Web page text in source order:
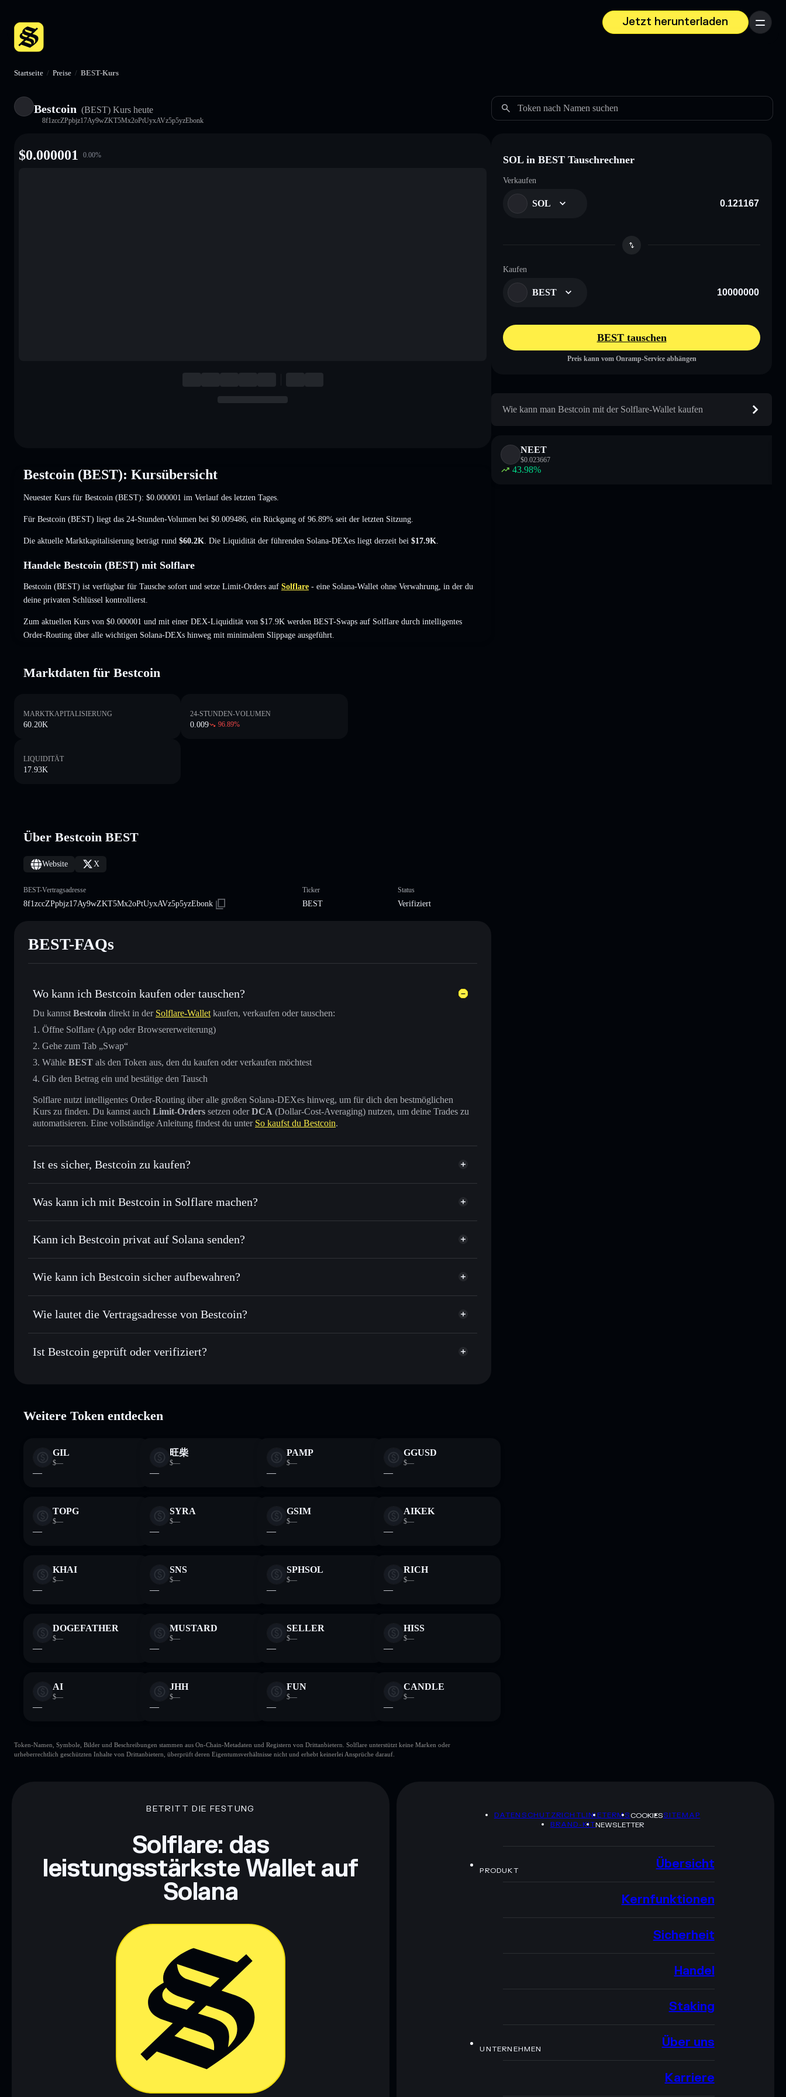
Jetzt herunterladen
Menü
Startseite / Preise / BEST-Kurs
Bestcoin (BEST) Kurs heute
8f1zccZPpbjz17Ay9wZKT5Mx2oPtUyxAVz5p5yzEbonk
Token nach Namen suchen
$0.000001 0.00%
Bestcoin (BEST): Kursübersicht
Neuester Kurs für Bestcoin (BEST): $0.000001 im Verlauf des letzten Tages.
Für Bestcoin (BEST) liegt das 24-Stunden-Volumen bei $0.009486 ein Rückgang of 96.89% seit der letzten Sitzung.
Die aktuelle Marktkapitalisierung beträgt rund $60.2K . Die Liquidität der führenden Solana-DEXes liegt derzeit bei $17.9K
Handele Bestcoin (BEST) mit Solflare
Bestcoin (BEST) ist verfügbar für Tausche sofort und setze Limit-Orders auf Solflare - eine Solana-Wallet ohne Verwahrung, in der du
deine privaten Schlüssel kontrollierst.
Zum aktuellen Kurs von $0.000001 und mit einer DEX-Liquidität von $17.9K werden BEST-Swaps auf Solflare durch intelligentes
Order-Routing über alle wichtigen Solana-DEXs hinweg mit minimalem Slippage ausgeführt.
Marktdaten für Bestcoin
MARKTKAPITALISIERUNG
60.20K
24-STUNDEN-VOLUMEN
0.009 96.89%
LIQUIDITÄT
17.93K
Über Bestcoin BEST
Website X
BEST-Vertragsadresse
8f1zccZPpbjz17Ay9wZKT5Mx2oPtUyxAVz5p5yzEbonk
Ticker
BEST
Status
Verifiziert
BEST-FAQs
Wo kann ich Bestcoin kaufen oder tauschen?
Du kannst Bestcoin direkt in der Solflare-Wallet kaufen, verkaufen oder tauschen:
Öffne Solflare (App oder Browsererweiterung)
Gehe zum Tab „Swap“
Wähle BEST als den Token aus, den du kaufen oder verkaufen möchtest
Gib den Betrag ein und bestätige den Tausch
Solflare nutzt intelligentes Order-Routing über alle großen Solana-DEXes hinweg, um für dich den bestmöglichen
Kurs zu finden. Du kannst auch Limit-Orders setzen oderDCA (Dollar-Cost-Averaging) nutzen, um deine Trades zu
automatisieren. Eine vollständige Anleitung findest du unter So kaufst du Bestcoin.
Ist es sicher, Bestcoin zu kaufen?
Bestcoin verifizierter Token
Was kann ich mit Bestcoin in Solflare machen?
Bestcoin
Solflare-Wallet
Sofort tauschen– handle BEST gegen SOL, USDC oder Tausende anderer Solana-Tokens mit intelligentem Order
Durchschnittskosteneffekt nutzen– Schritt für Schritt per Durchschnittskosteneffekt in BEST einsteigen
Privat senden– übertrage BEST, ohne Wallets öffentlich zu verknüpfen, mithilfe des in Solflare integrierten Privacy
Aggregators
Kann ich Bestcoin privat auf Solana senden?
Solflare-Wallet Privacy Aggregator Bestcoin
Wie kann ich Bestcoin sicher aufbewahren?
Bestcoin nicht verwahrenden Wallet Solflare
Privacy Aggregator
Wie lautet die Vertragsadresse von Bestcoin?
Bestcoin 8f1zccZPpbjz17Ay9wZKT5Mx2oPtUyxAVz5p5yzEbonk
Solflare-Wallet
Ist Bestcoin geprüft oder verifiziert?
Weitere Token entdecken
GIL
$—
—
旺柴
$—
—
PAMP
$—
—
GGUSD
$—
—
TOPG
$—
—
SYRA
$—
—
GSIM
$—
—
AIKEK
$—
—
KHAI
$—
—
SNS
$—
—
SPHSOL
$—
—
RICH
$—
—
DOGEFATHER
$—
—
MUSTARD
$—
—
SELLER
$—
—
HISS
$—
—
AI
$—
—
JHH
$—
—
FUN
$—
—
CANDLE
$—
—
Token-Namen, Symbole, Bilder und Beschreibungen stammen aus On-Chain-Metadaten und Registern von Drittanbietern. Solflare unterstützt keine Marken oder
urheberrechtlich geschützten Inhalte von Drittanbietern, überprüft deren Eigentumsverhältnisse nicht und erhebt keinerlei Ansprüche darauf.
SOL in BEST Tauschrechner
Verkaufen
SOL
Kaufen
BEST
BEST tauschen
Preis kann vom Onramp-Service abhängen
Wie kann man Bestcoin mit der Solflare-Wallet kaufen
NEET
$0.023667
43.98%
BETRITT DIE FESTUNG
Solflare: das
leistungsstärkste Wallet auf
Solana
DATENSCHUTZRICHTLINIETERMSCOOKIESSITEMAP
BRAND-KITNEWSLETTER
PRODUKT Übersicht
Kernfunktionen
Sicherheit
Handel
Staking
UNTERNEHMEN Über uns
Karriere